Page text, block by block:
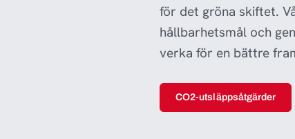
för det gröna skiftet.
hållbarhetsmål och
verka för en bättre
CO2-utsläppsåtgärder